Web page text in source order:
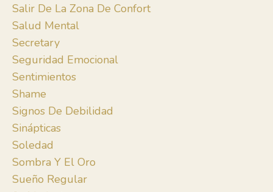
Salir De La Zona De Confort
Salud Mental
Secretary
Seguridad Emocional
Sentimientos
Shame
Signos De Debilidad
Sinápticas
Soledad
Sombra Y El Oro
Sueño Regular